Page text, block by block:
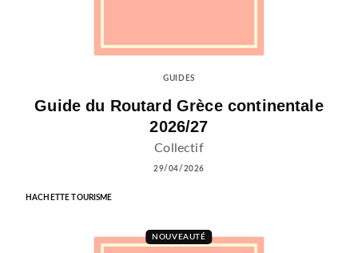
GUIDES
Guide du Routard Grèce continentale
2026/27
Collectif
29/04/2026
HACHETTE TOURISME
NOUVEAUTÉ